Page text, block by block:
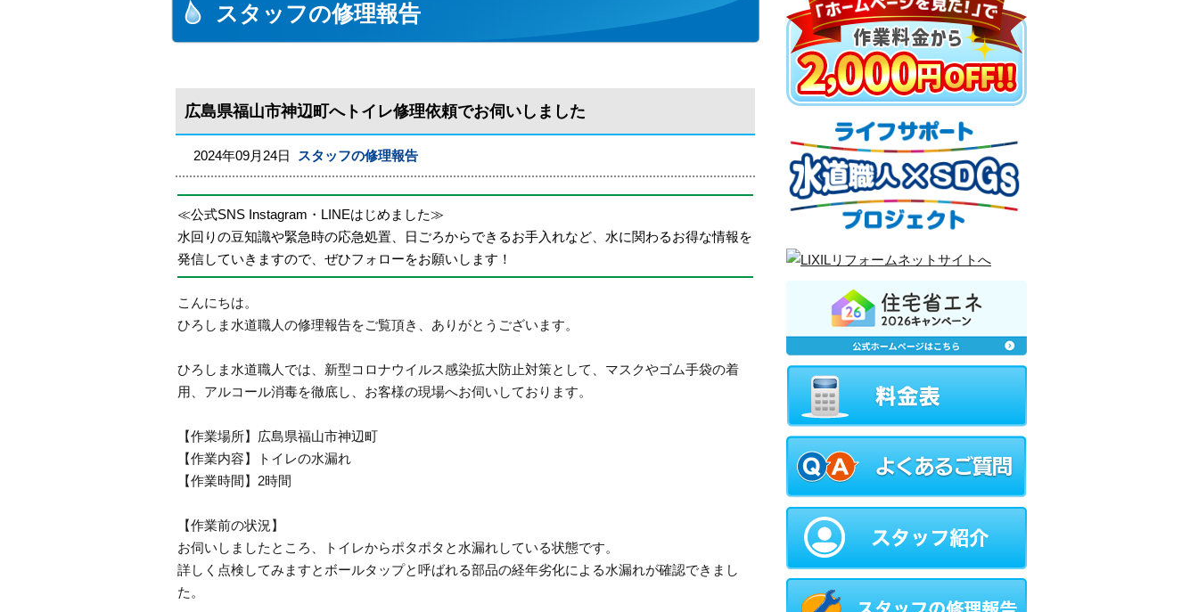
スタッフの修理報告
広島県福山市神辺町へトイレ修理依頼でお伺いしました
2024年09月24日 スタッフの修理報告
≪公式SNS Instagram・LINEはじめました≫
水回りの豆知識や緊急時の応急処置、日ごろからできるお手入れなど、水に関わるお得な情報を
発信していきますので、ぜひフォローをお願いします！
こんにちは。
ひろしま水道職人の修理報告をご覧頂き、ありがとうございます。
ひろしま水道職人では、新型コロナウイルス感染拡大防止対策として、マスクやゴム手袋の着
用、アルコール消毒を徹底し、お客様の現場へお伺いしております。
【作業場所】広島県福山市神辺町
【作業内容】トイレの水漏れ
【作業時間】2時間
【作業前の状況】
お伺いしましたところ、トイレからポタポタと水漏れしている状態です。
詳しく点検してみますとボールタップと呼ばれる部品の経年劣化による水漏れが確認できまし
た。